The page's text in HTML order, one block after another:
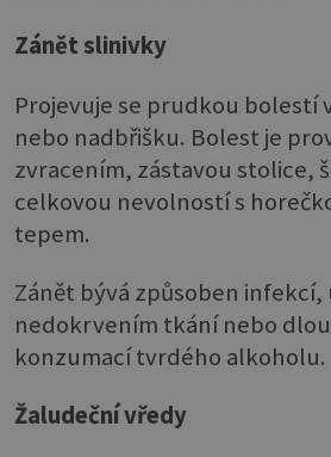
Zánět slinivky
Projevuje se prudkou bolestí
nebo nadbřišku. Bolest je
zvracením, zástavou stolice,
celkovou nevolností s
tepem.
Zánět bývá způsoben
nedokrvením tkání nebo
konzumací tvrdého alkoholu.
Žaludeční vředy